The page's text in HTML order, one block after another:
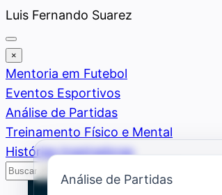
Saltar
al
contenido
Luis Fernando Suarez
×
Mentoria em Futebol
Eventos Esportivos
Análise de Partidas
Treinamento Físico e Mental
Histórias Inspiradoras
Buscar
Análise de Partidas